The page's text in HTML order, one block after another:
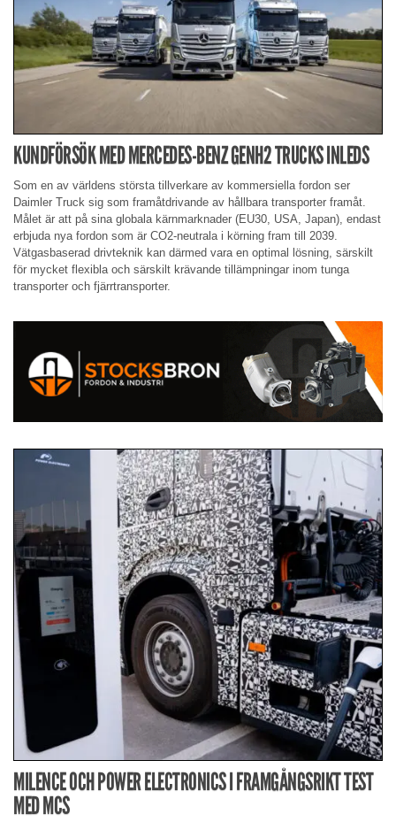
KUNDFÖRSÖK MED MERCEDES-BENZ GENH2 TRUCKS INLEDS
Som en av världens största tillverkare av kommersiella fordon ser
Daimler Truck sig som framåtdrivande av hållbara transporter framåt.
Målet är att på sina globala kärnmarknader (EU30, USA, Japan), endast
erbjuda nya fordon som är CO2-neutrala i körning fram till 2039.
Vätgasbaserad drivteknik kan därmed vara en optimal lösning, särskilt
för mycket flexibla och särskilt krävande tillämpningar inom tunga
transporter och fjärrtransporter.
MILENCE OCH POWER ELECTRONICS I FRAMGÅNGSRIKT TEST
MED MCS